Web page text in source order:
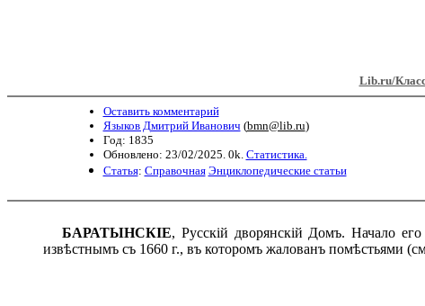
Lib.ru/
Оставить комментарий
Языков Дмитрий Иванович (bmn@lib.ru)
Год: 1835
Обновлено: 23/02/2025. 0k. Статистика.
Статья: Справочная Энциклопедические статьи
БАРАТЫНСКІЕ, Русскій дворянскій Домъ. Начало
извѣстнымъ съ 1660 г., въ которомъ жалованъ помѣстьями